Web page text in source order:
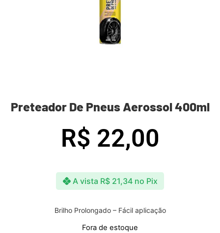
Preteador De Pneus Aerossol 400ml
R$ 22,00
A vista R$21,34 no Pix
Brilho Prolongado – Fácil aplicação
Fora de estoque